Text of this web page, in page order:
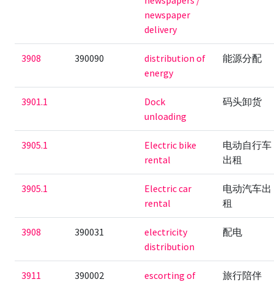
newspaper
delivery
3908 390090
distribution of
energy
能源分配
3901.1
Dock
unloading
码头卸货
3905.1
Electric bike
rental
电动自行车
出租
3905.1
Electric car
rental
电动汽车出
租
3908 390031
electricity
distribution
配电
3911 390002
escorting of
旅行陪伴